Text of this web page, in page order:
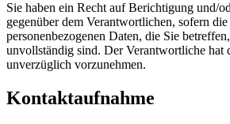
Sie haben ein Recht auf Berichtigung und/
gegenüber dem Verantwortlichen, sofern
personenbezogenen Daten, die Sie
unvollständig sind. Der Verantwortliche hat
unverzüglich vorzunehmen.
Kontaktaufnahme